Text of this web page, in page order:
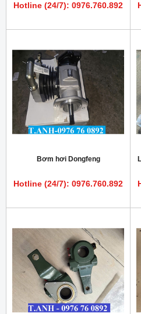
Hotline (24/7): 0976.760.892
Bơm hơi Dongfeng
Hotline (24/7): 0976.760.892